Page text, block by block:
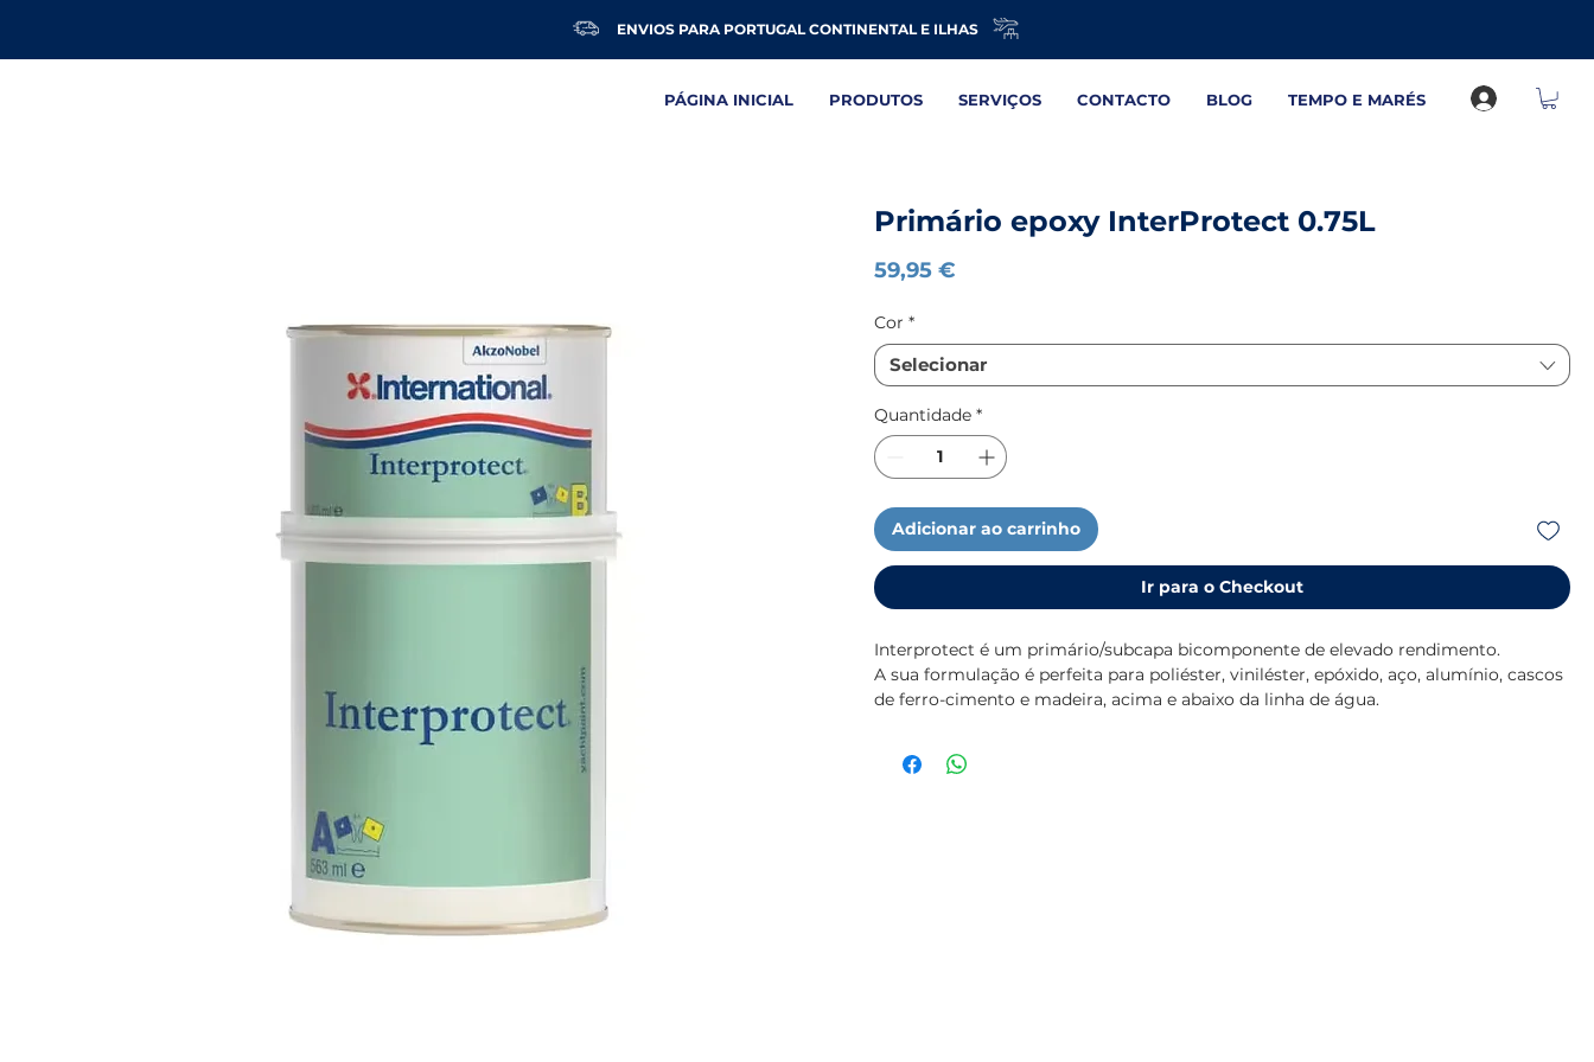
ENVIOS PARA PORTUGAL CONTINENTAL E ILHAS
PÁGINA INICIAL PRODUTOS SERVIÇOS CONTACTO BLOG TEMPO E MARÉS
Primário epoxy InterProtect 0.75L
59,95 €
Cor *
Selecionar
Quantidade *
Adicionar ao carrinho
Ir para o Checkout
Interprotect é um primário/subcapa bicomponente de elevado rendimento.
A sua formulação é perfeita para poliéster, viniléster, epóxido, aço, alumínio, cascos
de ferro-cimento e madeira, acima e abaixo da linha de água.